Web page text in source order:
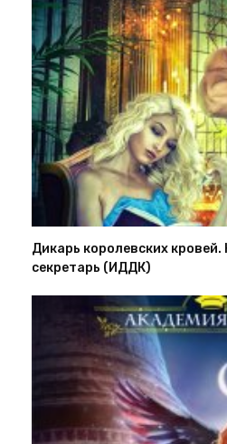
Дикарь королевских кровей.
секретарь (ИДДК)